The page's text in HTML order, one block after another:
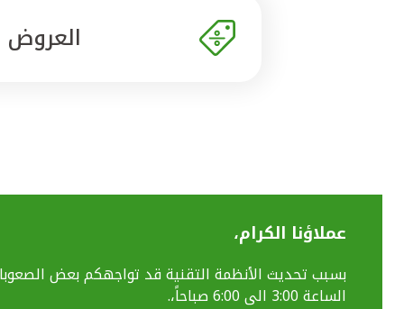
العروض
عملاؤنا الكرام،
الساعة 3:00 الى 6:00 صباحاً،.